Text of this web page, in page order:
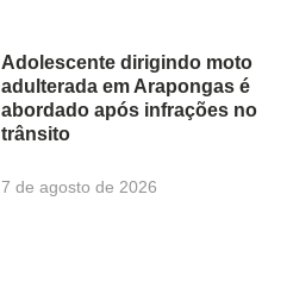
Adolescente dirigindo moto
adulterada em Arapongas é
abordado após infrações no
trânsito
7 de agosto de 2026